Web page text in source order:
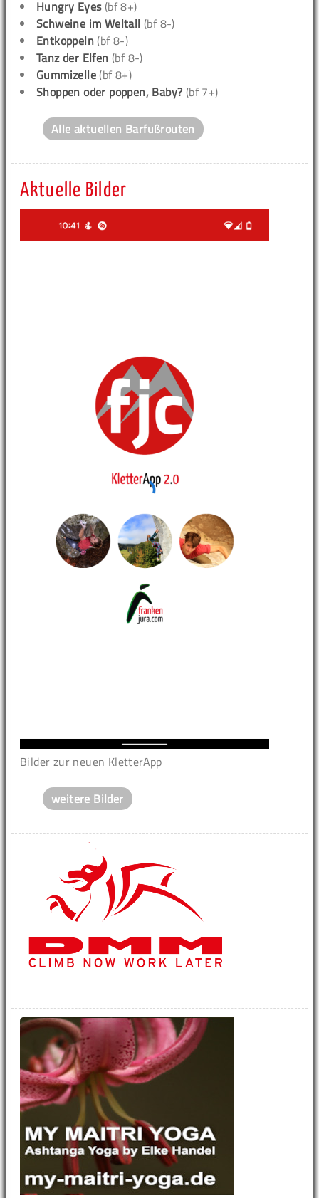
Hungry Eyes(bf 8+)
Schweine im Weltall (bf 8-)
Entkoppeln (bf 8-)
Tanz der Elfen (bf 8-)
Gummizelle (bf 8+)
Shoppen oder poppen, Baby? (bf 7+)
Alle aktuellen Barfußrouten
Aktuelle Bilder
Bilder zur neuen KletterApp
weitere Bilder